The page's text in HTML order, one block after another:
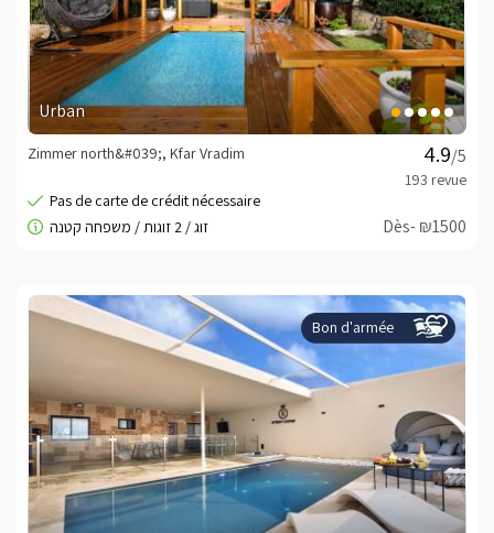
Urban
/5
Zimmer north&#039;, Kfar Vradim
Dès- ₪1500
Bon d'armée